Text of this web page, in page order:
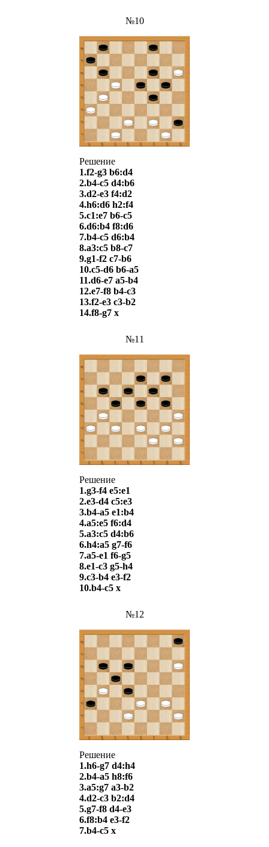
№10
Решение
1.f2-g3 b6:d4
2.b4-c5 d4:b6
3.d2-e3 f4:d2
4.h6:d6 h2:f4
5.c1:e7 b6-c5
6.d6:b4 f8:d6
7.b4-c5 d6:b4
8.a3:c5 b8-c7
9.g1-f2 c7-b6
10.c5-d6 b6-a5
11.d6-e7 a5-b4
12.e7-f8 b4-c3
13.f2-e3 c3-b2
14.f8-g7 x
№11
Решение
1.g3-f4 e5:e1
2.e3-d4 c5:e3
3.b4-a5 e1:b4
4.a5:e5 f6:d4
5.a3:c5 d4:b6
6.h4:a5 g7-f6
7.a5-e1 f6-g5
8.e1-c3 g5-h4
9.c3-b4 e3-f2
10.b4-c5 х
№12
Решение
1.h6-g7 d4:h4
2.b4-a5 h8:f6
3.a5:g7 a3-b2
4.d2-c3 b2:d4
5.g7-f8 d4-e3
6.f8:b4 e3-f2
7.b4-c5 х